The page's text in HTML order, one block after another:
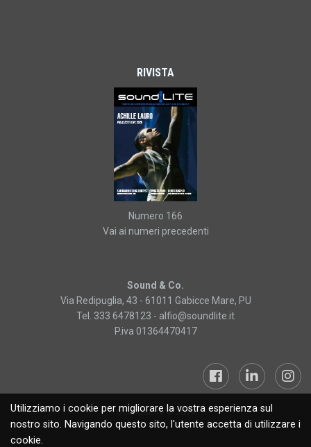
Utilizziamo i cookie per migliorare la vostra esperienza sul
nostro sito. Navigando questo sito, l'utente accetta di utilizzare i
cookie.
RIVISTA
Numero 166
Vai ai numeri precedenti
Sound & Co.
Via Redipuglia, 43 - 61011 Gabicce Mare, PU
Tel. 333 6478123 - alfio@soundlite.it
P.iva 01364470417
Sound&Lite © 2019